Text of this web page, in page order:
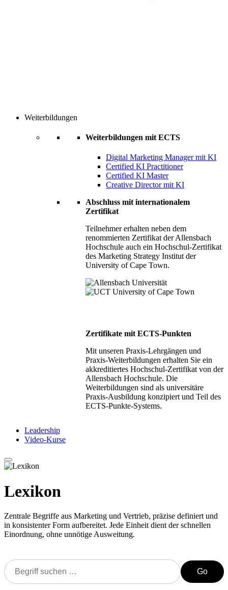
Weiterbildungen
Weiterbildungen mit ECTS
Digital Marketing Manager mit KI
Certified KI Practitioner
Certified KI Master
Creative Director mit KI
Abschluss mit internationalem
Zertifikat
Teilnehmer erhalten neben dem
renommierten Zertifikat der Allensbach
Hochschule auch ein Hochschul-Zertifikat
des Marketing Strategy Institut der
University of Cape Town.
Zertifikate mit ECTS-Punkten
Mit unseren Praxis-Lehrgängen und
Praxis-Weiterbildungen erhalten Sie ein
akkreditiertes Hochschul-Zertifikat von der
Allensbach Hochschule. Die
Weiterbildungen sind als universitäre
Praxis-Ausbildung konzipiert und Teil des
ECTS-Punkte-Systems.
Leadership
Video-Kurse
Lexikon
Zentrale Begriffe aus Marketing und Vertrieb, präzise definiert und
in konsistenter Form aufbereitet. Jede Einheit dient der schnellen
Einordnung, ohne unnötige Ausweitung.
Go